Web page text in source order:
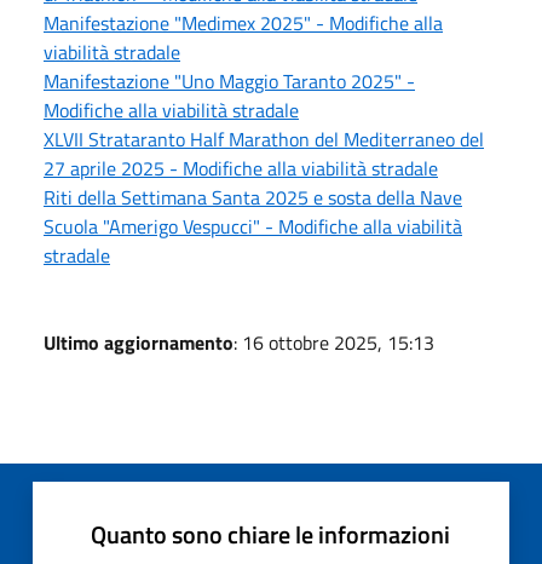
Manifestazione "Medimex 2025" - Modifiche alla
viabilità stradale
Manifestazione "Uno Maggio Taranto 2025" -
Modifiche alla viabilità stradale
XLVII Strataranto Half Marathon del Mediterraneo del
27 aprile 2025 - Modifiche alla viabilità stradale
Riti della Settimana Santa 2025 e sosta della Nave
Scuola "Amerigo Vespucci" - Modifiche alla viabilità
stradale
Ultimo aggiornamento: 16 ottobre 2025, 15:13
Quanto sono chiare le informazioni